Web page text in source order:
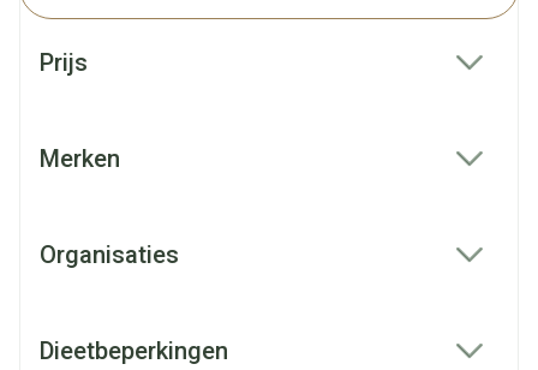
Prijs
Merken
Organisaties
Dieetbeperkingen